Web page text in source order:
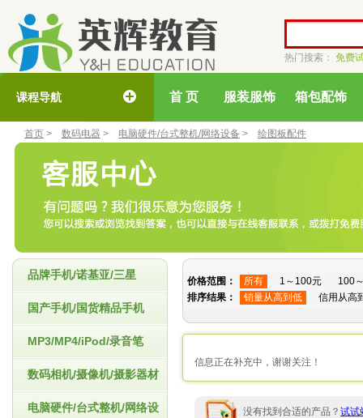
热门搜索： 免费
课程导航 首 页 服装服饰 箱包配饰
首页 > 数码电器 > 电脑硬件/台式整机/网络设备 > 绘图板配件
品牌手机/诺基亚/三星
国产手机/国货精品手机
MP3/MP4/iPod/录音笔
数码相机/摄像机/摄影器材
电脑硬件/台式整机/网络设
价格范围： 所有 1～100元
100
排序结果：
销量从高到低 信用从高
信息正在补充中，谢谢关注！
没有找到合适的产品？ 试试